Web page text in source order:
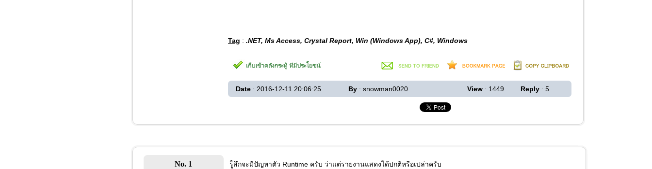
Tag : .NET, Ms Access, Crystal Report, Win (Windows App), C#, Windows
Date : 2016-12-11 20:06:25 By : snowman0020 View : 1449 Reply : 5
No. 1 รู็สึกจะมีปัญหาตัว Runtime ครับ ว่าแต่รายงานแสดงได้ปกติหรือเปล่าครับ